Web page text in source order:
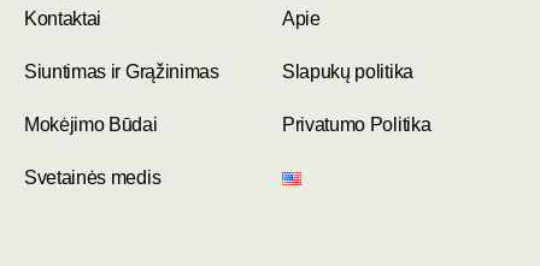
Kontaktai Apie
Siuntimas ir Grąžinimas Slapukų politika
Mokėjimo Būdai Privatumo Politika
Svetainės medis